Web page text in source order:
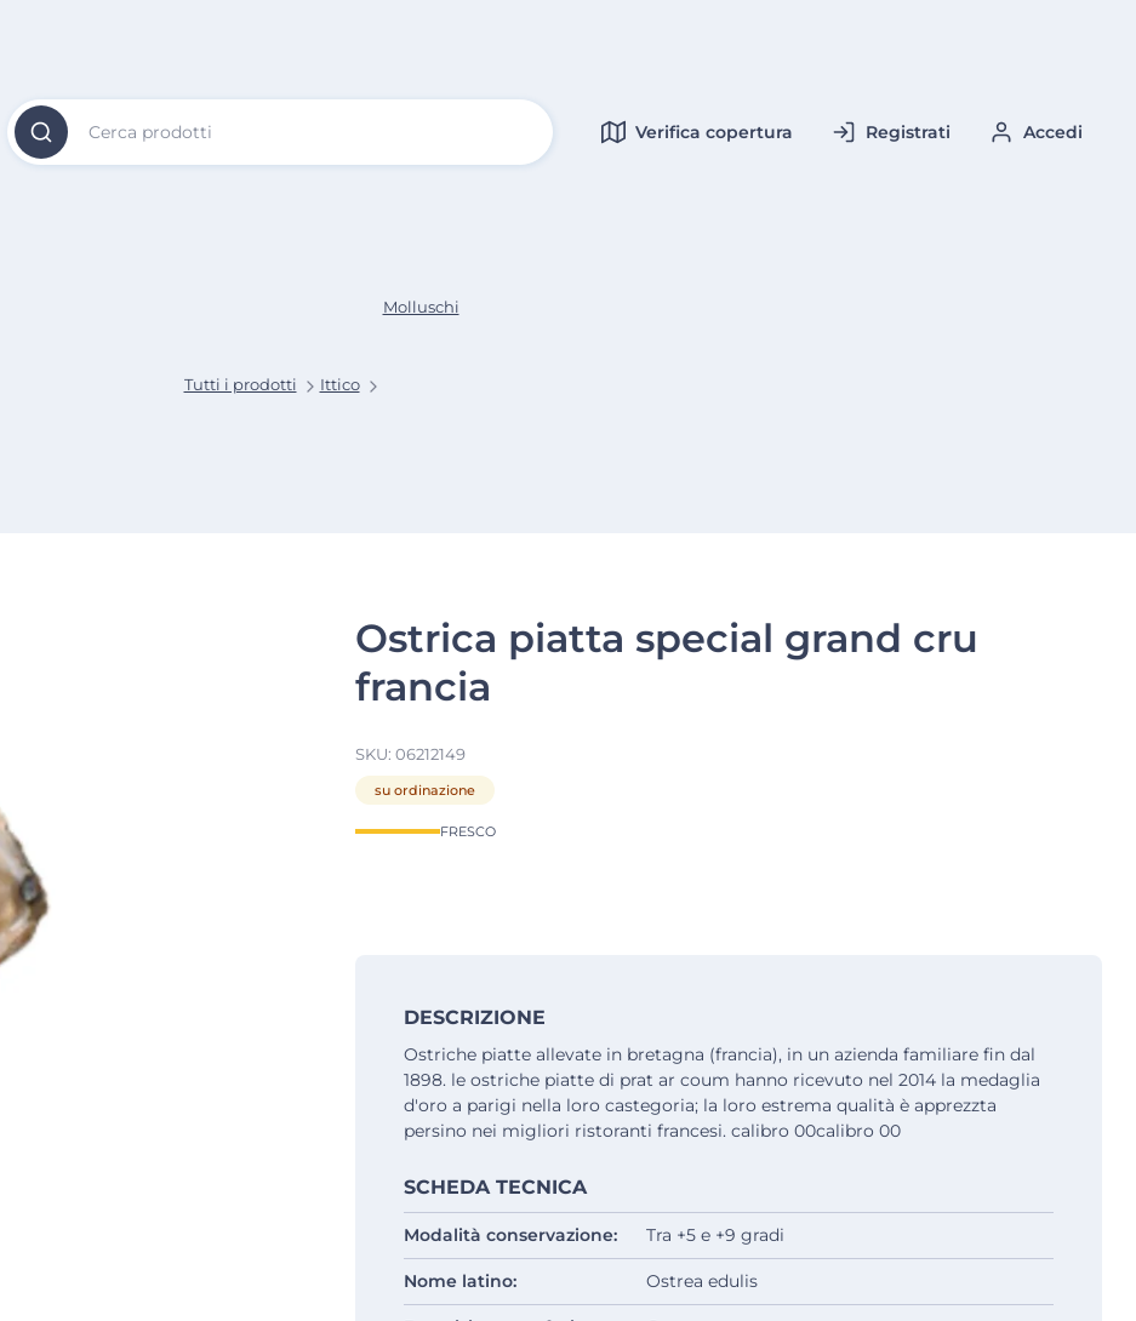
Verifica copertura Registrati Accedi
Tutti i prodotti Ittico
Molluschi
Ostrica piatta special grand cru
francia
SKU: 06212149
su ordinazione
FRESCO
DESCRIZIONE
Ostriche piatte allevate in bretagna (francia), in un azienda familiare fin dal
1898. le ostriche piatte di prat ar coum hanno ricevuto nel 2014 la medaglia
d'oro a parigi nella loro castegoria; la loro estrema qualità è apprezzta
persino nei migliori ristoranti francesi. calibro 00calibro 00
SCHEDA TECNICA
Modalità conservazione: Tra +5 e +9 gradi
Nome latino: Ostrea edulis